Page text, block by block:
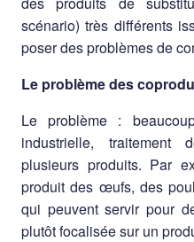
scénario) très différents
poser des problèmes de
Le problème des
Le problème :
industrielle,
plusieurs produits. Par
produit des œufs, des
qui peuvent servir pour
plutôt focalisée sur un